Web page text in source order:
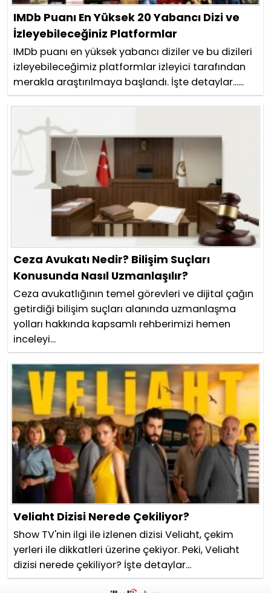
IMDb Puanı En Yüksek 20 Yabancı Dizi ve
İzleyebileceğiniz Platformlar
IMDb puanı en yüksek yabancı diziler ve bu dizileri
izleyebileceğimiz platformlar izleyici tarafından
merakla araştırılmaya başlandı. İşte detaylar......
Ceza Avukatı Nedir? Bilişim Suçları
Konusunda Nasıl Uzmanlaşılır?
Ceza avukatlığının temel görevleri ve dijital çağın
getirdiği bilişim suçları alanında uzmanlaşma
yolları hakkında kapsamlı rehberimizi hemen
inceleyi...
Veliaht Dizisi Nerede Çekiliyor?
Show TV'nin ilgi ile izlenen dizisi Veliaht, çekim
yerleri ile dikkatleri üzerine çekiyor. Peki, Veliaht
dizisi nerede çekiliyor? İşte detaylar...